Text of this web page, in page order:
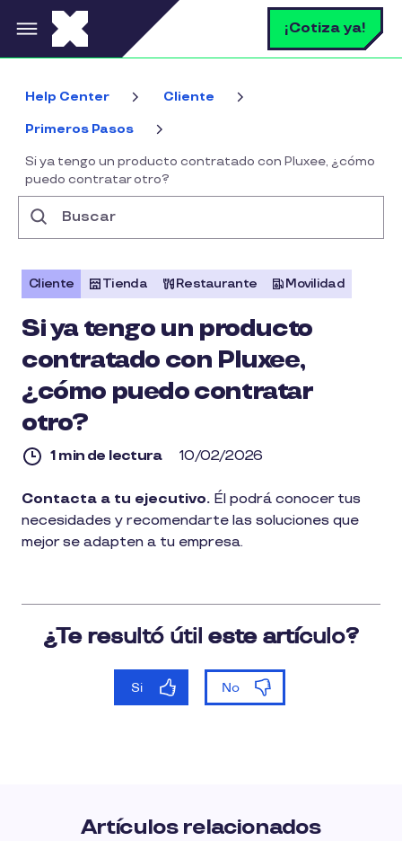
Pasar al contenido principal ¡Cotiza ya!
Help Center Cliente
Primeros Pasos
Si ya tengo un producto contratado con Pluxee, ¿cómo
puedo contratar otro?
Cliente Tienda Restaurante Movilidad
Si ya tengo un producto
contratado con Pluxee,
¿cómo puedo contratar
otro?
1 min de lectura 10/02/2026
1
de
lectura
Contacta a tu ejecutivo. Él podrá conocer tus
necesidades y recomendarte las soluciones que
mejor se adapten a tu empresa.
Artículos relacionados